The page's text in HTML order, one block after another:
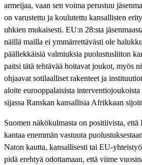
armeijaa, vaan sen voima perustuu
on varustettu ja koulutettu kansallisten
uhkien mukaisesti. EU:n 28:sta
näillä mailla ei ymmärrettävästi ole
päällekkäisiä valmiuksia puolustusliiton
paitsi tätä tehtävää hoitavat joukot, myös
ohjaavat sotilaalliset rakenteet ja
aloite eurooppalaisista interventiojoukoista
sijassa Ranskan kansallisia Afrikkaan
Suomen näkökulmasta on positiivista, että
kantaa enemmän vastuuta
Naton kautta, kansallisesti tai EU-
pidä erehtyä odottamaan, että viime